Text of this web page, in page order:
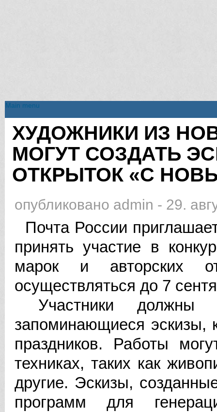
Main menu
Вы здесь
ХУДОЖНИКИ ИЗ
МОГУТ СОЗДАТЬ
ОТКРЫТОК «С
опубликовано admin - 29.
Почта России
принять участие в
марок и авторских
осуществляться до 7
Участники должны
запоминающиеся эскизы,
праздников. Работы
техниках, таких как
другие. Эскизы,
программ для